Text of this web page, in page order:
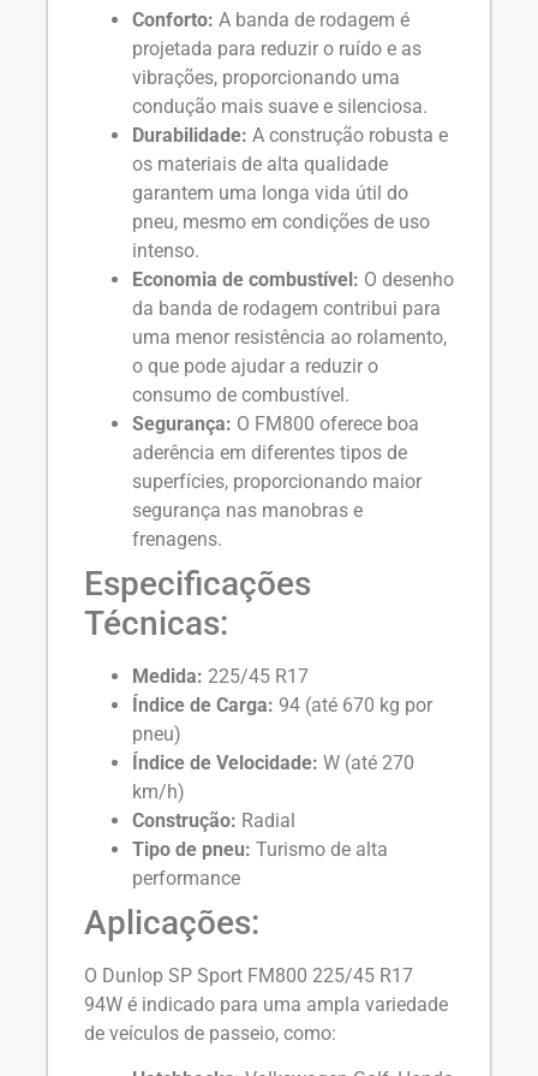
Conforto: A banda de rodagem é
projetada para reduzir o ruído e as
vibrações, proporcionando uma
condução mais suave e silenciosa.
Durabilidade: A construção robusta e
os materiais de alta qualidade
garantem uma longa vida útil do
pneu, mesmo em condições de uso
intenso.
Economia de combustível: O desenho
da banda de rodagem contribui para
uma menor resistência ao rolamento,
o que pode ajudar a reduzir o
consumo de combustível.
Segurança: O FM800 oferece boa
aderência em diferentes tipos de
superfícies, proporcionando maior
segurança nas manobras e
frenagens.
Especificações
Técnicas:
Medida: 225/45 R17
Índice de Carga: 94 (até 670 kg por
pneu)
Índice de Velocidade: W (até 270
km/h)
Construção: Radial
Tipo de pneu: Turismo de alta
performance
Aplicações:
O Dunlop SP Sport FM800 225/45 R17
94W é indicado para uma ampla variedade
de veículos de passeio, como: